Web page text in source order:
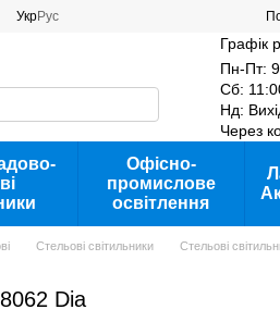
УкрРус
Графік
Пн-Пт:
Сб:
Нд:
Через
Офісно-
промислове
освітлення
Стельові світильники
Стельові
Dia